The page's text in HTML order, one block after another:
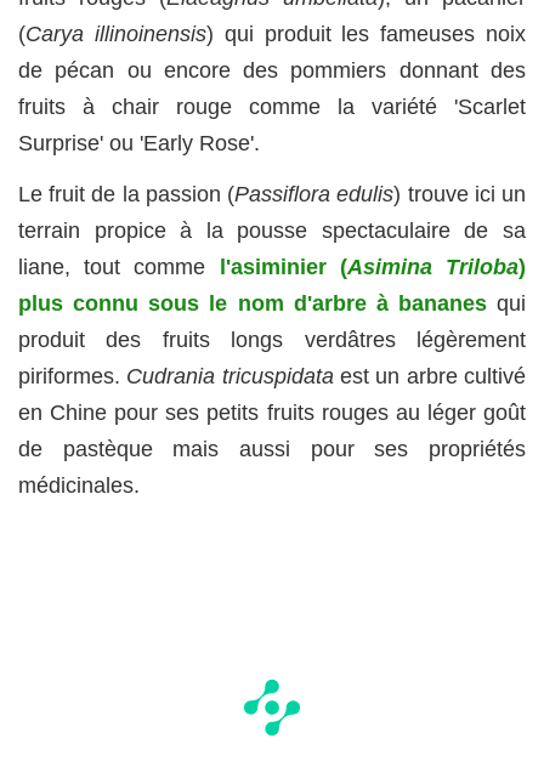
(Carya illinoinensis) qui produit les fameuses noix
de pécan ou encore des pommiers donnant des
fruits à chair rouge comme la variété 'Scarlet
Surprise' ou 'Early Rose'.
Le fruit de la passion (Passiflora edulis) trouve ici un
terrain propice à la pousse spectaculaire de sa
liane, tout comme
l'asiminier (Asimina Triloba)
plus connu sous le nom d'arbre à bananesqui
produit des fruits longs verdâtres légèrement
piriformes. Cudrania tricuspidataest un arbre cultivé
en Chine pour ses petits fruits rouges au léger goût
de pastèque mais aussi pour ses propriétés
médicinales.